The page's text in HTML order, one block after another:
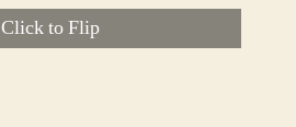
Click to Flip